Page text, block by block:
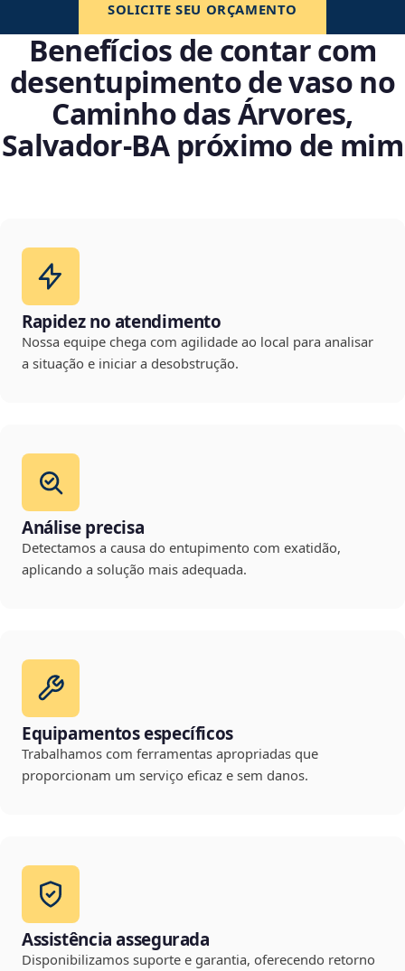
SOLICITE SEU ORÇAMENTO
Benefícios de contar com
desentupimento de vaso no
Caminho das Árvores,
Salvador‑BA próximo de mim
Rapidez no atendimento
Nossa equipe chega com agilidade ao local para analisar
a situação e iniciar a desobstrução.
Análise precisa
Detectamos a causa do entupimento com exatidão,
aplicando a solução mais adequada.
Equipamentos específicos
Trabalhamos com ferramentas apropriadas que
proporcionam um serviço eficaz e sem danos.
Assistência assegurada
Disponibilizamos suporte e garantia, oferecendo retorno